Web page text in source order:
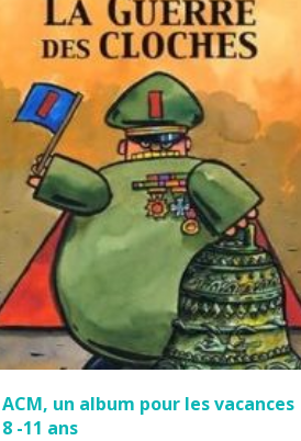
ACM, un album pour les vacances
8 -11 ans